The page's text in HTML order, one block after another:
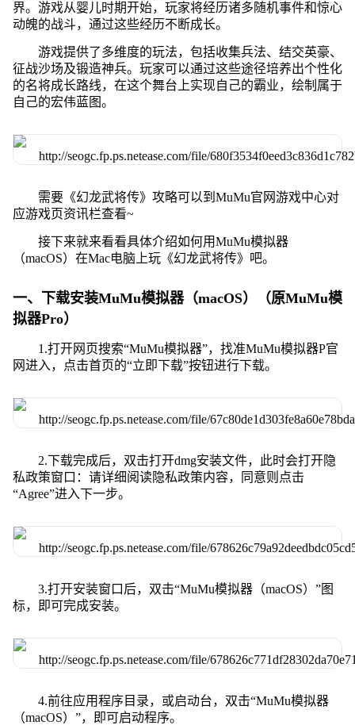
界。游戏从婴儿时期开始，玩家将经历诸多随机事件和惊心
动魄的战斗，通过这些经历不断成长。
游戏提供了多维度的玩法，包括收集兵法、结交英豪、
征战沙场及锻造神兵。玩家可以通过这些途径培养出个性化
的名将成长路线，在这个舞台上实现自己的霸业，绘制属于
自己的宏伟蓝图。
需要《幻龙武将传》攻略可以到MuMu官网游戏中心对
应游戏页资讯栏查看~
接下来就来看看具体介绍如何用MuMu模拟器
（macOS）在Mac电脑上玩《幻龙武将传》吧。
一、下载安装MuMu模拟器（macOS）（原MuMu模
拟器Pro）
1.打开网页搜索“MuMu模拟器”，找准MuMu模拟器P官
网进入，点击首页的“立即下载”按钮进行下载。
2.下载完成后，双击打开dmg安装文件，此时会打开隐
私政策窗口：请详细阅读隐私政策内容，同意则点击
“Agree”进入下一步。
3.打开安装窗口后，双击“MuMu模拟器（macOS）”图
标，即可完成安装。
4.前往应用程序目录，或启动台，双击“MuMu模拟器
（macOS）”，即可启动程序。